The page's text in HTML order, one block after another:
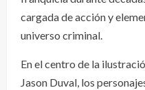
cargada de acción y
universo criminal.
En el centro de la
Jason Duval, los